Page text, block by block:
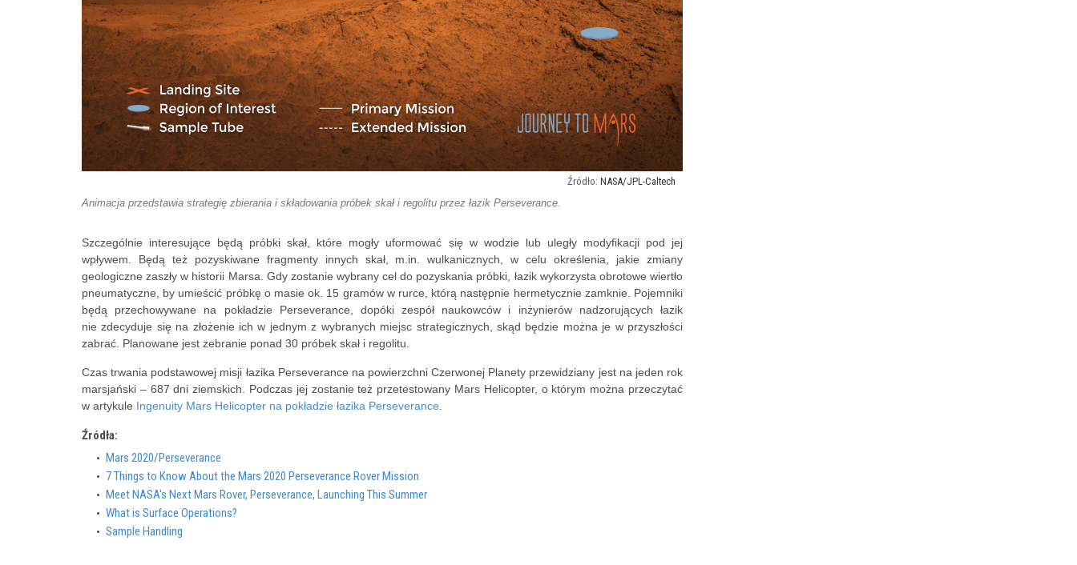
NASA/JPL-Caltech
Animacja przedstawia strategię zbierania i składowania próbek skał i regolitu przez łazik Perseverance.
Szczególnie interesujące będą próbki skał, które mogły uformować się w wodzie lub uległy modyfikacji pod jej
wpływem. Będą też pozyskiwane fragmenty innych skał, m.in. wulkanicznych, w celu określenia, jakie zmiany
geologiczne zaszły w historii Marsa. Gdy zostanie wybrany cel do pozyskania próbki, łazik wykorzysta obrotowe wiertło
pneumatyczne, by umieścić próbkę o masie ok. 15 gramów w rurce, którą następnie hermetycznie zamknie. Pojemniki
będą przechowywane na pokładzie Perseverance, dopóki zespół naukowców i inżynierów nadzorujących łazik
nie zdecyduje się na złożenie ich w jednym z wybranych miejsc strategicznych, skąd będzie można je w przyszłości
zabrać. Planowane jest zebranie ponad 30 próbek skał i regolitu.
Czas trwania podstawowej misji łazika Perseverance na powierzchni Czerwonej Planety przewidziany jest na jeden rok
marsjański – 687 dni ziemskich. Podczas jej zostanie też przetestowany Mars Helicopter, o którym można przeczytać
w artykule Ingenuity Mars Helicopter na pokładzie łazika Perseverance
Źródła:
Mars 2020/Perseverance
7 Things to Know About the Mars 2020 Perseverance Rover Mission
Meet NASA's Next Mars Rover, Perseverance, Launching This Summer
What is Surface Operations?
Sample Handling